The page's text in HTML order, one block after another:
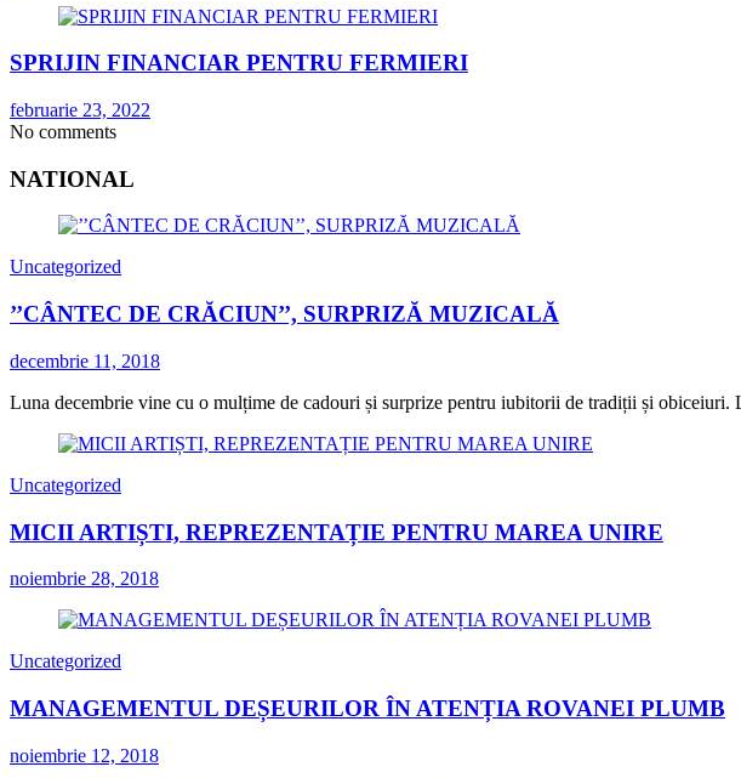
SPRIJIN FINANCIAR PENTRU FERMIERI
februarie 23, 2022
No comments
NATIONAL
Uncategorized
’’CÂNTEC DE CRĂCIUN’’, SURPRIZĂ MUZICALĂ
decembrie 11, 2018
Luna decembrie vine cu o mulțime de cadouri și surprize pentru iubitorii de tradiții și obiceiuri.
Uncategorized
MICII ARTIȘTI, REPREZENTAȚIE PENTRU MAREA UNIRE
noiembrie 28, 2018
Uncategorized
MANAGEMENTUL DEȘEURILOR ÎN ATENȚIA ROVANEI PLUMB
noiembrie 12, 2018